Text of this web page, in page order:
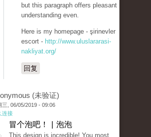
but this paragraph offers pleasant
understanding even.
Here is my homepage - şirinevler
escort - http://www.uluslararasi-
nakliyat.org/
回复
(未验证)
三, 06/05/2019 - 09:06
连接
冒个泡吧！ | 泡泡
This design is incredible! You most